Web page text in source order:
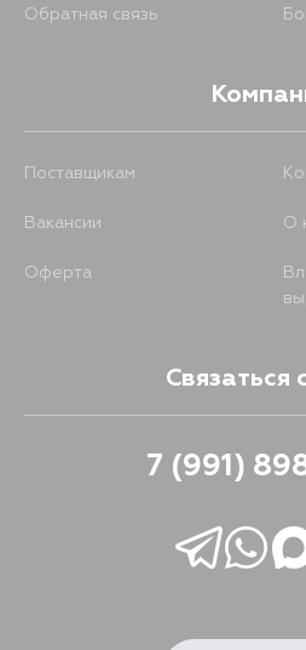
Обратная связь
Поставщикам
Вакансии О
Оферта
Связаться
7 (991)